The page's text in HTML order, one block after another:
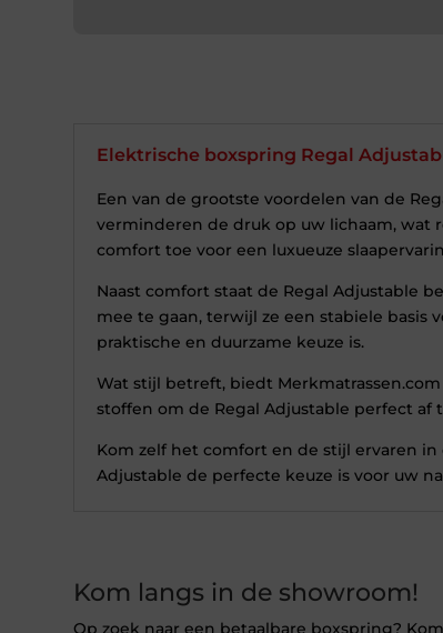
Elektrische boxspring Regal
Een van de grootste voordelen van de
verminderen de druk op uw lichaam, wat
comfort toe voor een luxueuze
Naast comfort staat de Regal Adjustable
mee te gaan, terwijl ze een stabiele
praktische en duurzame keuze is.
Wat stijl betreft, biedt
stoffen om de Regal Adjustable perfect
Kom zelf het comfort en de stijl ervaren
Adjustable de perfecte keuze is voor uw
Kom langs in de showroom!
Op zoek naar een betaalbare boxspring?